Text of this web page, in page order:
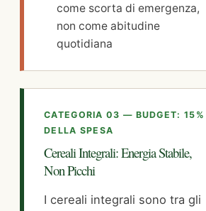
come scorta di emergenza,
non come abitudine
quotidiana
CATEGORIA 03 — BUDGET: 15%
DELLA SPESA
Cereali Integrali: Energia Stabile,
Non Picchi
I cereali integrali sono tra gli